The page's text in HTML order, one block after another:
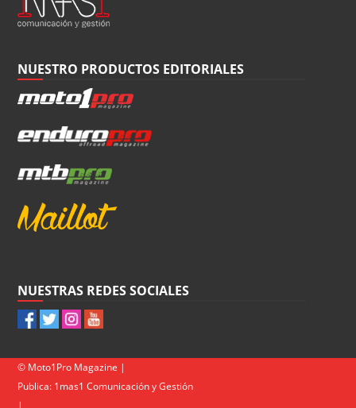
NUESTRO PRODUCTOS EDITORIALES
NUESTRAS REDES SOCIALES
© Moto1Pro Magazine |
Publica: 1mas1 Comunicación y Gestión
|